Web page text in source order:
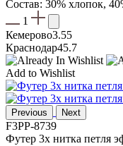
Состав: 30% хлопок,
1
Кемерово3.55
Краснодар45.7
Add to Wishlist
Previous Next
F3PP-8739
Футер 3х нитка петля